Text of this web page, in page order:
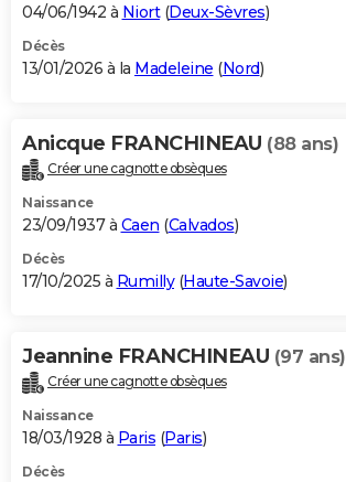
S'inscrire
Se connecter
Lycées
Collèges
Primaires
Universités
Entreprises
Service militaire
Avis de recherche
AVIS DE DÉCÈS
Bricolage
Lifestyle
Culture
Sport
Auto
Television
Voyage
Cinema
04/06/1942 à Niort(Deux-Sèvres)
Décès
13/01/2026 à la Madeleine (Nord)
Anicque FRANCHINEAU (88 ans)
Créer une cagnotte obsèques
Naissance
23/09/1937 à Caen (Calvados)
Décès
17/10/2025 à Rumilly(Haute-Savoie)
Jeannine FRANCHINEAU (97 ans)
Créer une cagnotte obsèques
Naissance
18/03/1928 à Paris (Paris)
Décès